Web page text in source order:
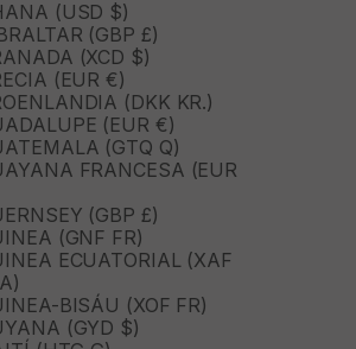
(USD $)
(GBP £)
(XCD $)
(EUR €)
(DKK KR.)
(EUR €)
(GTQ Q)
FRANCESA (EUR
(GBP £)
(GNF FR)
ECUATORIAL (XAF
BISÁU (XOF FR)
(GYD $)